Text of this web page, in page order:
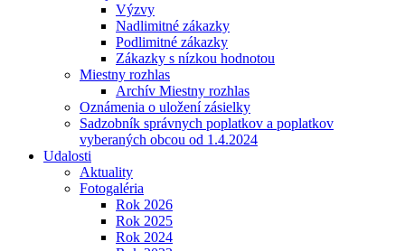
Výzvy
Nadlimitné zákazky
Podlimitné zákazky
Zákazky s nízkou hodnotou
Miestny rozhlas
Archív Miestny rozhlas
Oznámenia o uložení zásielky
Sadzobník správnych poplatkov a poplatkov
vyberaných obcou od 1.4.2024
Udalosti
Aktuality
Fotogaléria
Rok 2026
Rok 2025
Rok 2024